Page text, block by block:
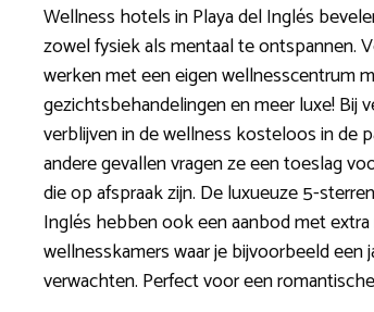
Wellness hotels in Playa del Inglés
zowel fysiek als mentaal te ontspannen.
werken met een eigen wellnesscentrum
gezichtsbehandelingen en meer luxe! Bij
verblijven in de wellness kosteloos in de
andere gevallen vragen ze een toeslag
die op afspraak zijn. De luxueuze 5-
Inglés hebben ook een aanbod met
wellnesskamers waar je bijvoorbeeld een
verwachten. Perfect voor een